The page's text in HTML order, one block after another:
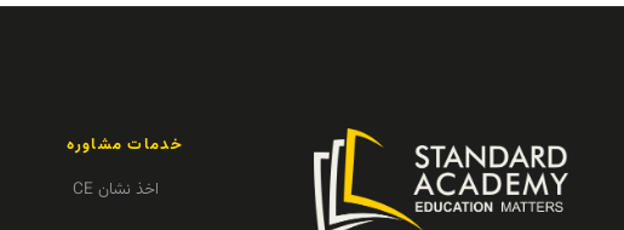
خدمات مشاوره
اخذ نشان CE